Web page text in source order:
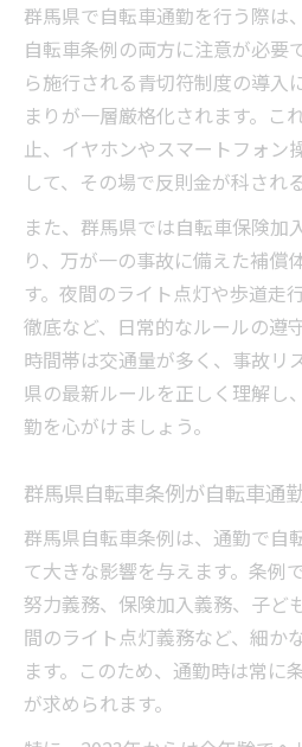
青切符対象となる違
注意点
群馬県自転車取り締
自転車通勤で避けた
方法
群馬県自転車通勤の安全
自転車通勤に役立つ
ント
自転車通勤者向け定
要性
自転車通勤時のヘル
解説
法
条例改正後の自転車
項目
イヤホン利用時の注意点
自転車通勤中のイヤ
リスク
イヤホン片耳利用が自
群馬県で自転車通勤を行う際は
自転車条例の両方に注意が必要
ら施行される青切符制度の導入
まりが一層厳格化されます。こ
止、イヤホンやスマートフォン
して、その場で反則金が科され
また、群馬県では自転車保険加
り、万が一の事故に備えた補償
す。夜間のライト点灯や歩道走
徹底など、日常的なルールの遵
時間帯は交通量が多く、事故リ
県の最新ルールを正しく理解し
勤を心がけましょう。
群馬県自転車条例が自転車通
群馬県自転車条例は、通勤で自
て大きな影響を与えます。条例
努力義務、保険加入義務、子ど
間のライト点灯義務など、細か
ます。このため、通勤時は常に
が求められます。